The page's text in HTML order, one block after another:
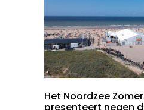
Het Noordzee
presenteert negen